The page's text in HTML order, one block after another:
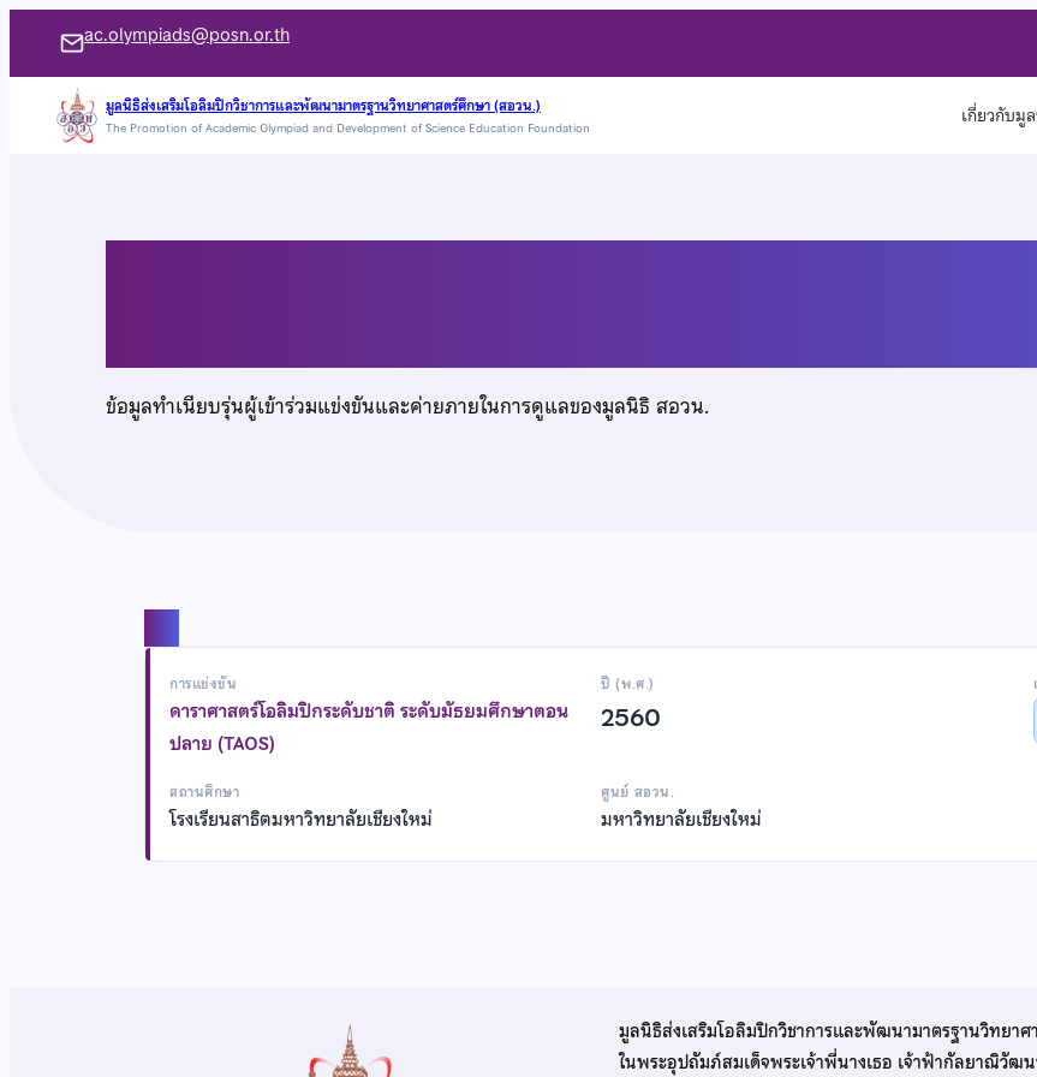
เนื้อหา
ac.olympiads@posn.or.th
มูลนิธิส่งเสริมโอลิมปิกวิชาการและพัฒนามาตรฐานวิทยาศาสตร์ศึกษา (สอวน.)
The Promotion of Academic Olympiad and Development of Science Education Foundation เกี่ยวกับมู
ข้อมูลทำเนียบรุ่นผู้เข้าร่วมแข่งขันและค่ายภายในการดูแลของมูลนิธิ สอวน.
การแข่งขัน
ดาราศาสตร์โอลิมปิกระดับชาติ ระดับมัธยมศึกษาตอน
ปลาย (TAOS)
ปี (พ.ศ.)
2560
สถานศึกษา
โรงเรียนสาธิตมหาวิทยาลัยเชียงใหม่
ศูนย์ สอวน.
มหาวิทยาลัยเชียงใหม่
มูลนิธิส่งเสริมโอลิมปิกวิชาการและพัฒนามาตรฐานวิทยาศ
ในพระอุปถัมภ์สมเด็จพระเจ้าพี่นางเธอ เจ้าฟ้ากัลยาณิวัฒ